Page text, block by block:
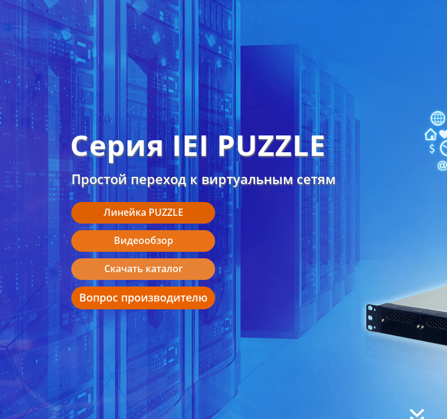
Серия IEI PUZZLE
Простой переход к виртуальным сетям
Линейка PUZZLE
Видеообзор
Скачать каталог
Вопрос производителю